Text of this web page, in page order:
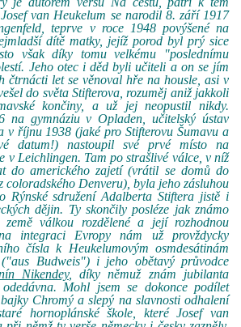
van Heukelum se narodil 8. září 1917
teprve v roce 1948 povýšené na
dítě matky, jejíž porod byl prý sice
však díky tomu velkému "poslednímu
Jeho otec i děd byli učiteli a on se jím
čtrnácti let se věnoval hře na housle, asi v
do světa Stifterova, rozuměj aniž jakkoli
končiny, a už jej neopustil nikdy.
na gymnáziu v Opladen, učitelský ústav
v říjnu 1938 (jaké pro Stifterovu Šumavu a
datum!) nastoupil své prvé místo na
v Leichlingen. Tam po strašlivé válce, v níž
do amerického zajetí (vrátil se domů do
coloradského Denveru), byla jeho zásluhou
Rýnské sdružení Adalberta Stiftera jistě i
dějin. Ty skončily posléze jak známo
země válkou rozdělené a její rozhodnou
integraci Evropy nám už provždycky
čísla k Heukelumovým osmdesátinám
Budweis") i jeho obětavý průvodce
Nikendey, díky němuž znám jubilanta
Mohl jsem se dokonce podílet
Chromý a slepý na slavnosti odhalení
hornoplánské škole, které Josef van